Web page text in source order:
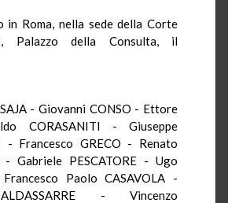
in Roma, nella sede della Corte
Palazzo della Consulta, il
- Giovanni CONSO - Ettore
CORASANITI - Giuseppe
- Francesco GRECO - Renato
- Gabriele PESCATORE - Ugo
Paolo CASAVOLA -
- Vincenzo